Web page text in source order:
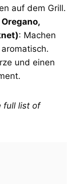
auf dem Grill.
: Machen
und einen
full list of